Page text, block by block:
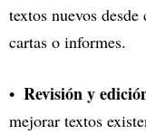
textos nuevos
cartas o informes.
Revisión y
mejorar textos